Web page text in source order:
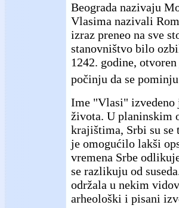
Beograda nazivaju
Vlasima nazivali
izraz preneo na sve
stanovništvo bilo
1242. godine,
počinju da se
Ime "Vlasi" izvedeno
života. U planinskim
krajištima, Srbi su
je omogućilo lakši
vremena Srbe
se razlikuju od
održala u nekim
arheološki i pisani